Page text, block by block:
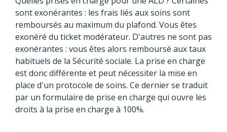
sont exonérantes : les frais liés aux soins sont
remboursés au maximum du plafond. Vous êtes
exonéré du ticket modérateur. D'autres ne sont pas
exonérantes : vous êtes alors remboursé aux taux
habituels de la Sécurité sociale. La prise en charge
est donc différente et peut nécessiter la mise en
place d'un protocole de soins. Ce dernier se traduit
par un formulaire de prise en charge qui ouvre les
droits à la prise en charge à 100%.